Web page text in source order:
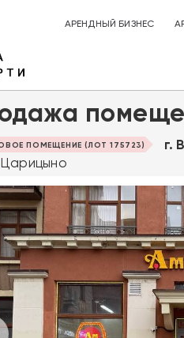
АРЕНДНЫЙ БИЗНЕС
ПОМЕЩЕНИЕ (ЛОТ 175723)
г.
Царицыно